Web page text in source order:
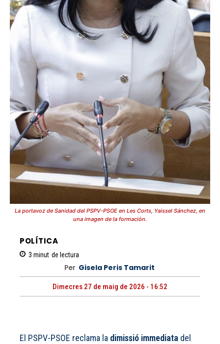
La portavoz de Sanidad del PSPV-PSOE en Les Corts, Yaissel Sánchez, en
una imagen de la formación.
POLÍTICA
3 minut de lectura
Per Gisela Peris Tamarit
Dimecres 27 de maig de 2026 - 16:52
El PSPV-PSOE reclama la dimissió immediata del